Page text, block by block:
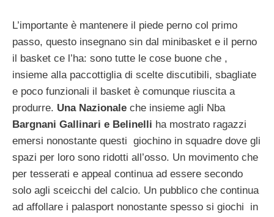
L’importante è mantenere il piede perno col primo
passo, questo insegnano sin dal minibasket e il perno
il basket ce l’ha: sono tutte le cose buone che ,
insieme alla paccottiglia di scelte discutibili, sbagliate
e poco funzionali il basket è comunque riuscita a
produrre. Una Nazionale che insieme agli Nba
Bargnani Gallinari e Belinelli ha mostrato ragazzi
emersi nonostante questi giochino in squadre dove gli
spazi per loro sono ridotti all’osso. Un movimento che
per tesserati e appeal continua ad essere secondo
solo agli sceicchi del calcio. Un pubblico che continua
ad affollare i palasport nonostante spesso si giochi in